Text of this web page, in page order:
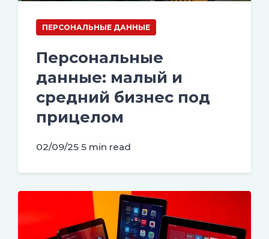
ПЕРСОНАЛЬНЫЕ ДАННЫЕ
Персональные
данные: малый и
средний бизнес под
прицелом
02/09/25 5 min read